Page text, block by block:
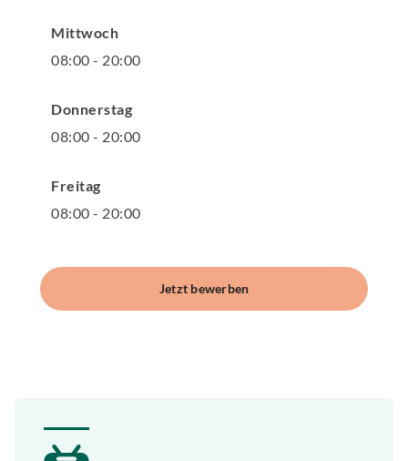
Mittwoch
08:00 - 20:00
Donnerstag
08:00 - 20:00
Freitag
08:00 - 20:00
Jetzt bewerben